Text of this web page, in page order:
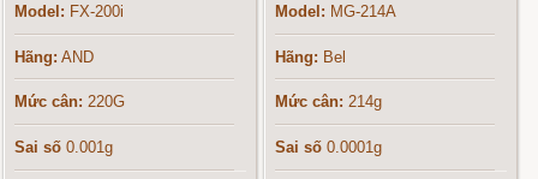
Model: FX-200i
Hãng: AND
Mức cân: 220G
Sai số 0.001g
Model: MG-214A
Hãng: Bel
Mức cân: 214g
Sai số 0.0001g